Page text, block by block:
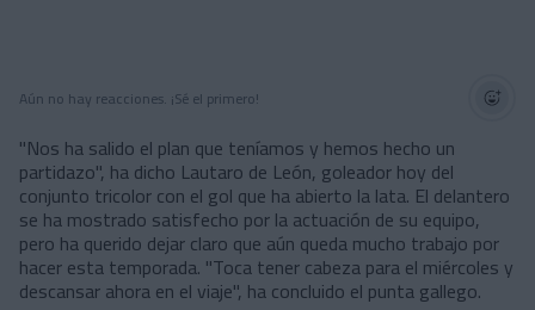
Aún no hay reacciones. ¡Sé el primero!
"Nos ha salido el plan que teníamos y hemos hecho un
partidazo", ha dicho Lautaro de León, goleador hoy del
conjunto tricolor con el gol que ha abierto la lata. El delantero
se ha mostrado satisfecho por la actuación de su equipo,
pero ha querido dejar claro que aún queda mucho trabajo por
hacer esta temporada. "Toca tener cabeza para el miércoles y
descansar ahora en el viaje", ha concluido el punta gallego.